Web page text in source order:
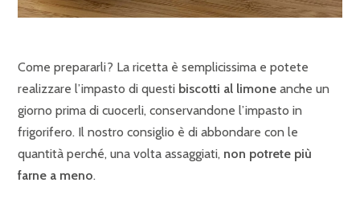
Come prepararli? La ricetta è semplicissima e potete
realizzare l’impasto di questi biscotti al limone anche un
giorno prima di cuocerli, conservandone l’impasto in
frigorifero. Il nostro consiglio è di abbondare con le
quantità perché, una volta assaggiati, non potrete più
farne a meno.